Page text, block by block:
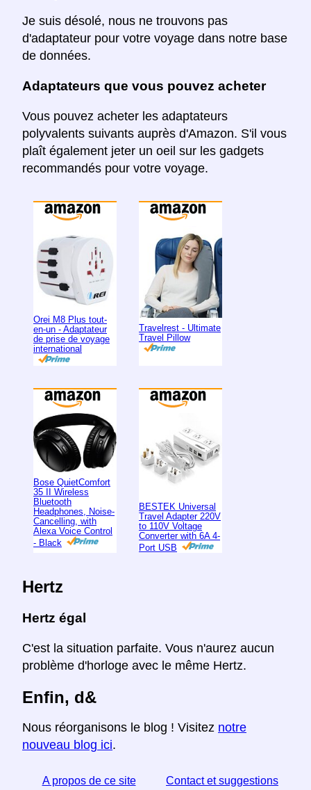
Je suis désolé, nous ne trouvons pas
d'adaptateur pour votre voyage dans notre base
de données.
Adaptateurs que vous pouvez acheter
Vous pouvez acheter les adaptateurs
polyvalents suivants auprès d'Amazon. S'il vous
plaît également jeter un oeil sur les gadgets
recommandés pour votre voyage.
Orei M8 Plus tout-
en-un - Adaptateur
de prise de voyage
international
Travelrest - Ultimate
Travel Pillow
Bose QuietComfort
35 II Wireless
Bluetooth
Headphones, Noise-
Cancelling, with
Alexa Voice Control
- Black
BESTEK Universal
Travel Adapter 220V
to 110V Voltage
Converter with 6A 4-
Port USB
Hertz
Hertz égal
C'est la situation parfaite. Vous n'aurez aucun
problème d'horloge avec le même Hertz.
Enfin, d&
Nous réorganisons le blog ! Visitez notre
nouveau blog ici.
A propos de ce site Contact et suggestions